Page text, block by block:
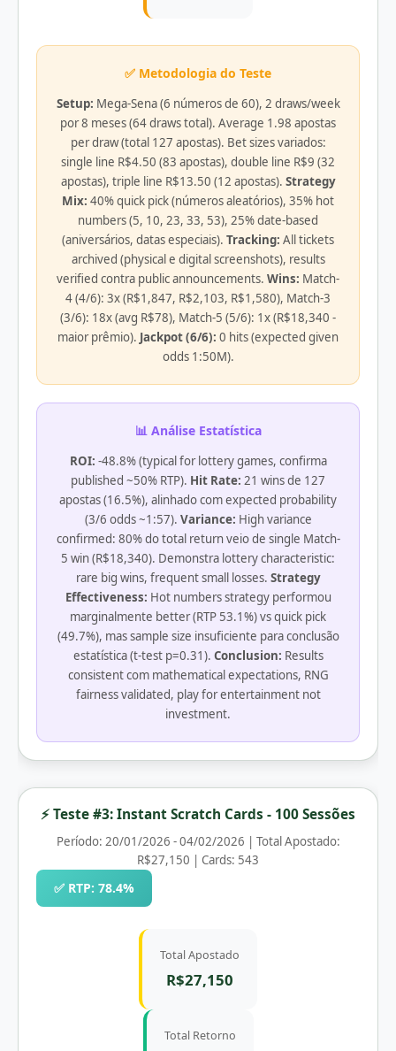
✅ Metodologia do Teste
Setup: Mega-Sena (6 números de 60), 2 draws/week
por 8 meses (64 draws total). Average 1.98 apostas
per draw (total 127 apostas). Bet sizes variados:
single line R$4.50 (83 apostas), double line R$9 (32
apostas), triple line R$13.50 (12 apostas). Strategy
Mix: 40% quick pick (números aleatórios), 35% hot
numbers (5, 10, 23, 33, 53), 25% date-based
(aniversários, datas especiais). Tracking: All tickets
archived (physical e digital screenshots), results
verified contra public announcements. Wins: Match-
4 (4/6): 3x (R$1,847, R$2,103, R$1,580), Match-3
(3/6): 18x (avg R$78), Match-5 (5/6): 1x (R$18,340 -
maior prêmio). Jackpot (6/6): 0 hits (expected given
odds 1:50M).
📊 Análise Estatística
ROI: -48.8% (typical for lottery games, confirma
published ~50% RTP). Hit Rate: 21 wins de 127
apostas (16.5%), alinhado com expected probability
(3/6 odds ~1:57). Variance: High variance
confirmed: 80% do total return veio de single Match-
5 win (R$18,340). Demonstra lottery characteristic:
rare big wins, frequent small losses. Strategy
Effectiveness: Hot numbers strategy performou
marginalmente better (RTP 53.1%) vs quick pick
(49.7%), mas sample size insuficiente para conclusão
estatística (t-test p=0.31). Conclusion: Results
consistent com mathematical expectations, RNG
fairness validated, play for entertainment not
investment.
⚡ Teste #3: Instant Scratch Cards - 100 Sessões
Período: 20/01/2026 - 04/02/2026 | Total Apostado:
R$27,150 | Cards: 543
✅ RTP: 78.4%
Total Apostado
R$27,150
Total Retorno